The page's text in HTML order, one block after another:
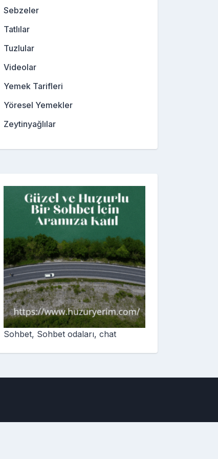
Sebzeler
Tatlılar
Tuzlular
Videolar
Yemek Tarifleri
Yöresel Yemekler
Zeytinyağlılar
Sohbet, Sohbet odaları, chat